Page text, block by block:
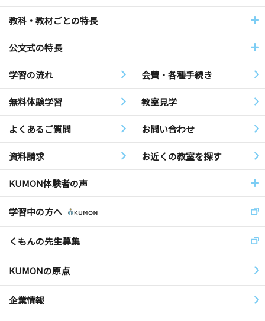
教科・教材ごとの特長
公文式の特長
学習の流れ 会費・各種手続き
無料体験学習 教室見学
よくあるご質問 お問い合わせ
資料請求 お近くの教室を探す
KUMON体験者の声
学習中の方へ
くもんの先生募集
KUMONの原点
企業情報